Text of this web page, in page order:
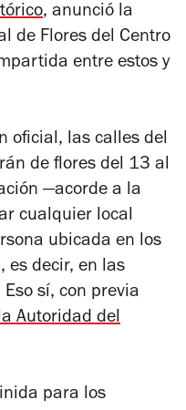
, anunció la
de Flores del Centro
entre estos y
oficial, las calles del
de flores del 13 al
—acorde a la
cualquier local
ubicada en los
es decir, en las
sí, con previa
Autoridad del
para los